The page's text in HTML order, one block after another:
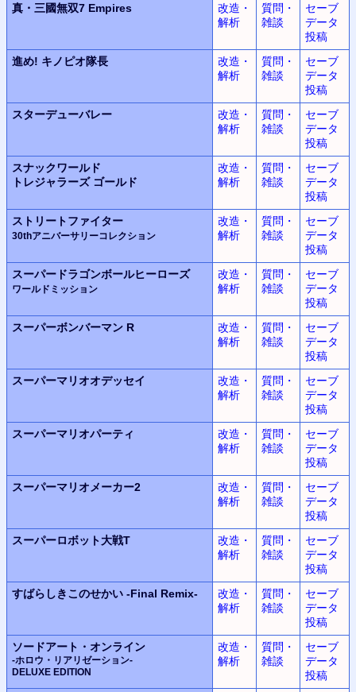
真・三國無双7 Empires
改造・
解析
質問・
雑談
セーブ
データ
投稿
進め! キノピオ隊長
改造・
解析
質問・
雑談
セーブ
データ
投稿
スターデューバレー
改造・
解析
質問・
雑談
セーブ
データ
投稿
スナックワールド
トレジャラーズ ゴールド
改造・
解析
質問・
雑談
セーブ
データ
投稿
ストリートファイター
30thアニバーサリーコレクション
改造・
解析
質問・
雑談
セーブ
データ
投稿
スーパードラゴンボールヒーローズ
ワールドミッション
改造・
解析
質問・
雑談
セーブ
データ
投稿
スーパーボンバーマン R
改造・
解析
質問・
雑談
セーブ
データ
投稿
スーパーマリオオデッセイ
改造・
解析
質問・
雑談
セーブ
データ
投稿
スーパーマリオパーティ
改造・
解析
質問・
雑談
セーブ
データ
投稿
スーパーマリオメーカー2
改造・
解析
質問・
雑談
セーブ
データ
投稿
スーパーロボット大戦T
改造・
解析
質問・
雑談
セーブ
データ
投稿
すばらしきこのせかい -Final Remix-
改造・
解析
質問・
雑談
セーブ
データ
投稿
ソードアート・オンライン
-ホロウ・リアリゼーション-
DELUXE EDITION
改造・
解析
質問・
雑談
セーブ
データ
投稿